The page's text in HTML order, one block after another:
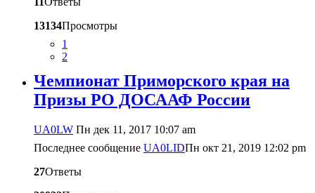
13134Просмотры
1
2
Чемпионат Приморского края на
Призы РО ДОСААФ России
UA0LW Пн дек 11, 2017 10:07 am
Последнее сообщение UA0LIDПн окт 21, 2019 12:02 pm
27Ответы